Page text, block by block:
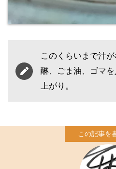
このくらいまで汁
醂、ごま油、ゴマ
上がり。